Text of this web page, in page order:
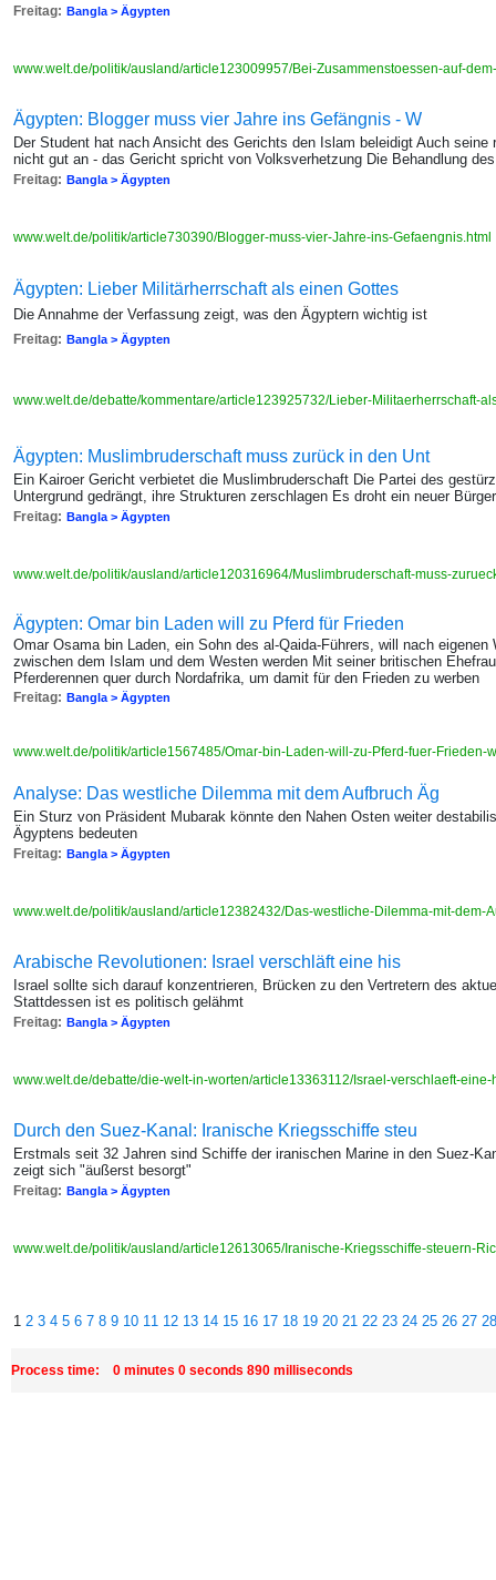
Freitag: Bangla > Ägypten
www.welt.de/politik/ausland/article123009957/Bei-Zusammenstoessen-auf-
Ägypten: Blogger muss vier Jahre ins Gefängnis - W
Der Student hat nach Ansicht des Gerichts den Islam beleidigt Auch
nicht gut an - das Gericht spricht von Volksverhetzung Die Behandlung
Freitag: Bangla > Ägypten
www.welt.de/politik/article730390/Blogger-muss-vier-Jahre-ins-Gefaengnis.html
Ägypten: Lieber Militärherrschaft als einen Gottes
Die Annahme der Verfassung zeigt, was den Ägyptern wichtig ist
Freitag: Bangla > Ägypten
www.welt.de/debatte/kommentare/article123925732/Lieber-Militaerherrschaft-
Ägypten: Muslimbruderschaft muss zurück in den Unt
Ein Kairoer Gericht verbietet die Muslimbruderschaft Die Partei des
Untergrund gedrängt, ihre Strukturen zerschlagen Es droht ein neuer
Freitag: Bangla > Ägypten
www.welt.de/politik/ausland/article120316964/Muslimbruderschaft-muss-
Ägypten: Omar bin Laden will zu Pferd für Frieden
Omar Osama bin Laden, ein Sohn des al-Qaida-Führers, will nach eigenen
zwischen dem Islam und dem Westen werden Mit seiner britischen
Pferderennen quer durch Nordafrika, um damit für den Frieden zu werben
Freitag: Bangla > Ägypten
www.welt.de/politik/article1567485/Omar-bin-Laden-will-zu-Pferd-fuer-Frieden-
Analyse: Das westliche Dilemma mit dem Aufbruch Äg
Ein Sturz von Präsident Mubarak könnte den Nahen Osten weiter
Ägyptens bedeuten
Freitag: Bangla > Ägypten
www.welt.de/politik/ausland/article12382432/Das-westliche-Dilemma-mit-dem-
Arabische Revolutionen: Israel verschläft eine his
Israel sollte sich darauf konzentrieren, Brücken zu den Vertretern des
Stattdessen ist es politisch gelähmt
Freitag: Bangla > Ägypten
www.welt.de/debatte/die-welt-in-worten/article13363112/Israel-verschlaeft-
Durch den Suez-Kanal: Iranische Kriegsschiffe steu
Erstmals seit 32 Jahren sind Schiffe der iranischen Marine in den Suez-
zeigt sich "äußerst besorgt"
Freitag: Bangla > Ägypten
www.welt.de/politik/ausland/article12613065/Iranische-Kriegsschiffe-steuern-
1 2 3 4 5 6 7 8 9 10 11 12 13 14 15 16 17 18 19 20 21 22 23 24 25 26 27 28
Process time: 0 minutes 0 seconds 890 milliseconds